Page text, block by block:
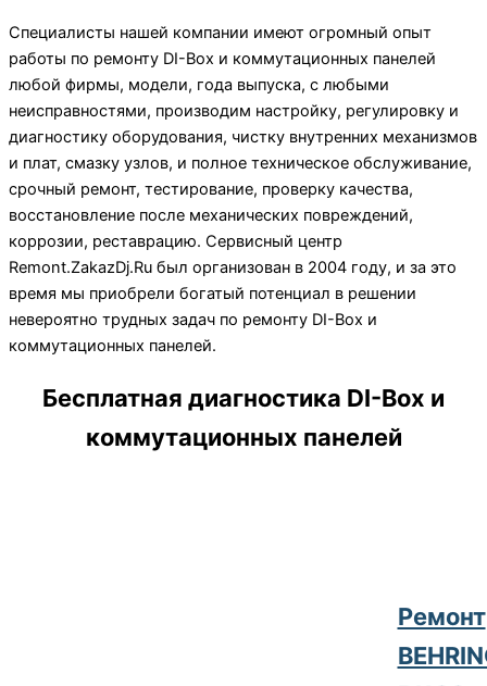
Специалисты нашей компании имеют огромный опыт
работы по ремонту DI-Box и коммутационных панелей
любой фирмы, модели, года выпуска, с любыми
неисправностями, производим настройку, регулировку и
диагностику оборудования, чистку внутренних механизмов
и плат, смазку узлов, и полное техническое обслуживание,
срочный ремонт, тестирование, проверку качества,
восстановление после механических повреждений,
коррозии, реставрацию. Сервисный центр
Remont.ZakazDj.Ru был организован в 2004 году, и за это
время мы приобрели богатый потенциал в решении
невероятно трудных задач по ремонту DI-Box и
коммутационных панелей.
Бесплатная диагностика DI-Box и
коммутационных панелей
Ремонт